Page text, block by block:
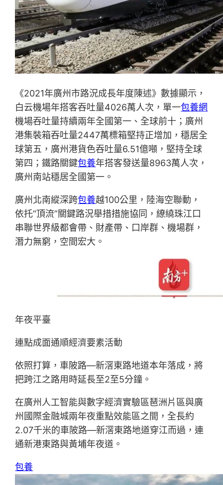
《2021年廣州市路況成長年度陳述》數據顯示，
白云機場年搭客吞吐量4026萬人次，單一包養網
機場吞吐量持續兩年全國第一、全球前十；廣州
港集裝箱吞吐量2447萬標箱堅持正增加，穩居全
球第五，廣州港貨色吞吐量6.51億噸，堅持全球
第四；鐵路關鍵包養年搭客發送量8963萬人次，
廣州南站穩居全國第一。
廣州北南縱深跨包養越100公里，陸海空聯動，
依托“頂流”關鍵路況舉措措施協同，繚繞珠江口
串聯世界級都會帶、財產帶、口岸群、機場群，
潛力無窮，空間宏大。
年夜平臺
連點成面通順經濟要素活動
依照打算，車陂路—新滘東路地道本年落成，將
把跨江之路用時延長至2至5分鐘。
在廣州人工智能與數字經濟實驗區琶洲片區與廣
州國際金融城兩年夜重點效能區之間，全長約
2.07千米的車陂路—新滘東路地道穿江而過，連
通新港東路與黃埔年夜道。
包養